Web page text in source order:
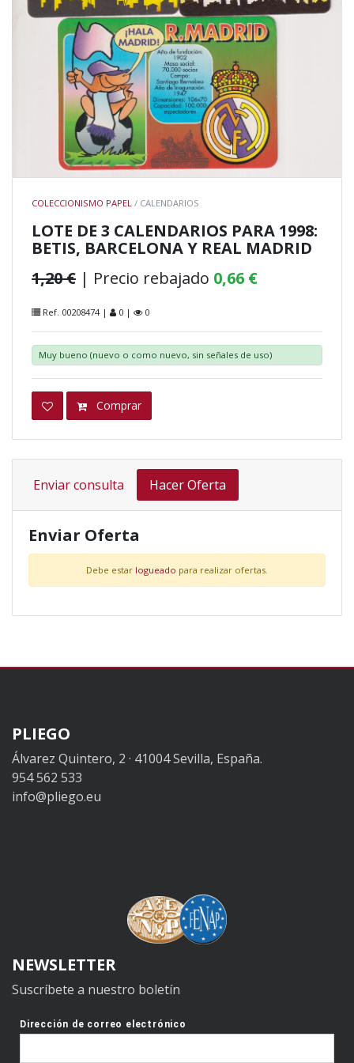
COLECCIONISMO PAPEL / CALENDARIOS
LOTE DE 3 CALENDARIOS PARA 1998:
BETIS, BARCELONA Y REAL MADRID
1,20 € | Precio rebajado 0,66 €
Ref. 00208474 | 0 | 0
Muy bueno (nuevo o como nuevo, sin señales de uso)
Comprar
Enviar consulta Hacer Oferta
Enviar Oferta
Debe estar logueado para realizar ofertas.
PLIEGO
Álvarez Quintero, 2 · 41004 Sevilla, España.
954 562 533
info@pliego.eu
NEWSLETTER
Suscríbete a nuestro boletín